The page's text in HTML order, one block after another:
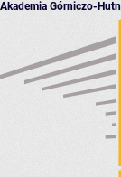
Akademia Górniczo-